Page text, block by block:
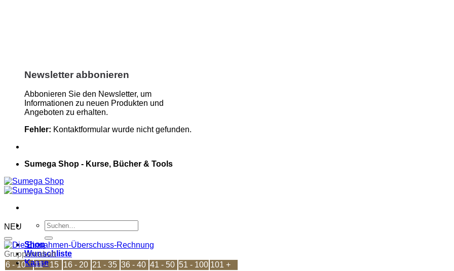
Newsletter abbonieren
Abbonieren Sie den Newsletter, um
Informationen zu neuen Produkten und
Angeboten zu erhalten.
Fehler: Kontaktformular wurde nicht gefunden.
Sumega Shop - Kurse, Bücher & Tools
Suchen
nach:
Shop
Wunschliste
Kasse
NEU
Gruppenrabatt
6 - 10
11 - 15 16 - 20 21 - 35 36 - 40 41 - 50 51 - 100 101 +